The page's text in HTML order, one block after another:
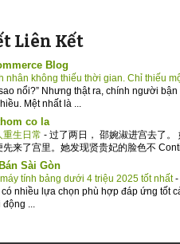
Liên Kết
Blog
nhân không thiếu thời gian. Chỉ thiếu
nổi?” Nhưng thật ra, chính người
Mệt nhất là ...
co la
重生日常 - 过了两日， 邵婉淑进宫去了
先来了宫里。她发现贤贵妃的脸色不
Sài Gòn
tính bảng dưới 4 triệu 2025 tốt nhất-
nhiều lựa chọn phù hợp đáp ứng tốt
động ...